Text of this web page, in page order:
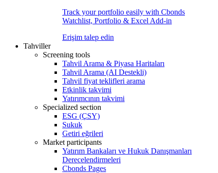
Track your portfolio easily with Cbonds
Watchlist, Portfolio & Excel Add-in
Erişim talep edin
Tahviller
Screening tools
Tahvil Arama & Piyasa Haritaları
Tahvil Arama (AI Destekli)
Tahvil fiyat teklifleri arama
Etkinlik takvimi
Yatırımcının takvimi
Specialized section
ESG (ÇSY)
Sukuk
Getiri eğrileri
Market participants
Yatırım Bankaları ve Hukuk Danışmanları
Derecelendirmeleri
Cbonds Pages